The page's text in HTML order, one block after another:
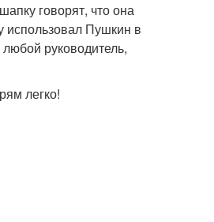
говорят, что она
Пушкин в
руководитель,
легко!